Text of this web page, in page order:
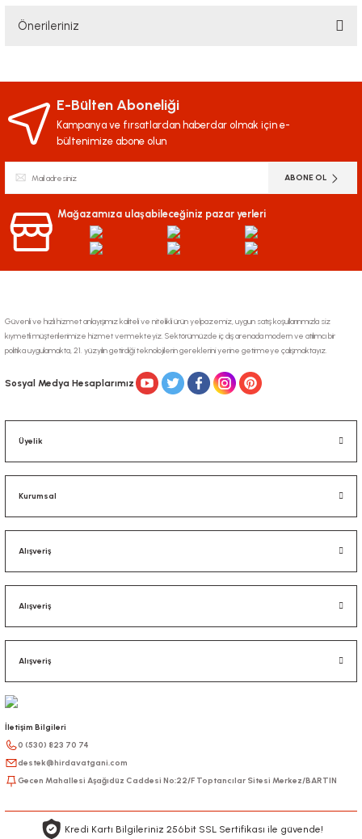
Önerileriniz
iletebilirsiniz.
Görüş ve önerileriniz için teşekkür ederiz.
Ürün açıklamasında eksik bilgiler bulunuyor.
Ürün fiyatı diğer sitelerden daha pahalı.
Bu ürüne benzer farklı alternatifler olmalı.
Gönder
E-Bülten Aboneliği
Kampanya ve fırsatlardan haberdar olmak için e-
bültenimize abone olun
ABONE OL
Mağazamıza ulaşabileceğiniz pazar yerleri
Güvenli ve hızlı hizmet anlayışımız kaliteli ve nitelikli ürün yelpazemiz, uygun satış koşullarınmızla siz
kıymetli müşterilerimize hizmet vermekteyiz. Sektörümüzde iç dış arenada modern ve atılımcı bir
politika uygulamakta, 21. yüzyılın getirdiği teknolojilerin gereklerini yerine getirmeye çalışmaktayız.
Sosyal Medya Hesaplarımız
Üyelik
Kurumsal
Alışveriş
Alışveriş
Alışveriş
İletişim Bilgileri
0 (530) 823 70 74
destek@hirdavatgani.com
Gecen Mahallesi Aşağıdüz Caddesi No:22/F Toptancılar Sitesi Merkez/BARTIN
Kredi Kartı Bilgileriniz 256bit SSL Sertifikası ile güvende!